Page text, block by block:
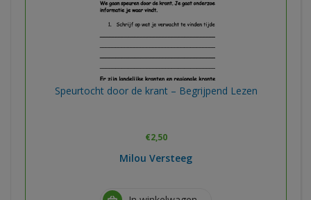
Speurtocht door de krant – Begrijpend Lezen
€2,50
Milou Versteeg